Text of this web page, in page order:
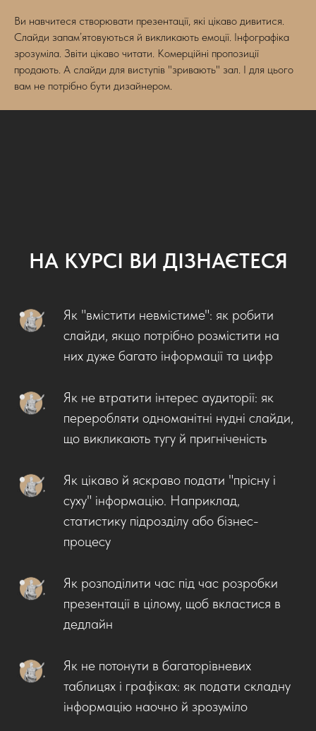
Ви навчитеся створювати презентації, які цікаво дивитися.
Слайди запам’ятовуються й викликають емоції. Інфографіка
зрозуміла. Звіти цікаво читати. Комерційні пропозиції
продають. А слайди для виступів "зривають" зал. І для цього
вам не потрібно бути дизайнером.
НА КУРСІ ВИ ДІЗНАЄТЕСЯ
Як "вмістити невмістиме": як робити
слайди, якщо потрібно розмістити на
них дуже багато інформації та цифр
Як не втратити інтерес аудиторії: як
переробляти одноманітні нудні слайди,
що викликають тугу й пригніченість
Як цікаво й яскраво подати "прісну і
суху" інформацію. Наприклад,
статистику підрозділу або бізнес-
процесу
Як розподілити час під час розробки
презентації в цілому, щоб вкластися в
дедлайн
Як не потонути в багаторівневих
таблицях і графіках: як подати складну
інформацію наочно й зрозуміло